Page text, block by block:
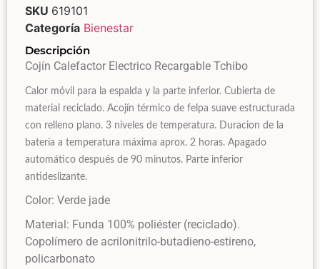
SKU 619101
Categoría Bienestar
Descripción
Cojín Calefactor Electrico Recargable Tchibo
Calor móvil para la espalda y la parte inferior. Cubierta de
material reciclado. Acojín térmico de felpa suave estructurada
con relleno plano. 3 niveles de temperatura. Duracion de la
batería a temperatura máxima aprox. 2 horas. Apagado
automático después de 90 minutos. Parte inferior
antideslizante.
Color: Verde jade
Material: Funda 100% poliéster (reciclado).
Copolímero de acrilonitrilo-butadieno-estireno,
policarbonato